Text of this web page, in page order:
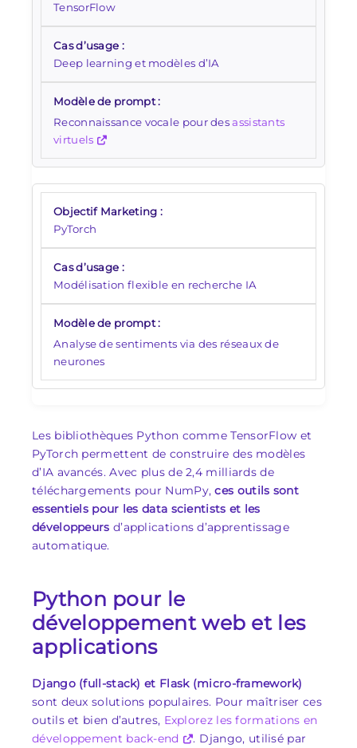
TensorFlow
Deep learning et modèles d’IA
Reconnaissance vocale pour desassistants
virtuels
PyTorch
Modélisation flexible en recherche IA
Analyse de sentiments via des réseaux de
neurones
Les bibliothèques Python comme TensorFlow et
PyTorch permettent de construire des modèles
d’IA avancés. Avec plus de 2,4 milliards de
téléchargements pour NumPy,ces outils sont
essentiels pour les data scientists et les
développeurs d’applications d’apprentissage
automatique.
Python pour le
développement web et les
applications
Django (full-stack) et Flask (micro-framework)
sont deux solutions populaires. Pour maîtriser ces
outils et bien d’autres, Explorez les formations en
développement back-end
. Django, utilisé par